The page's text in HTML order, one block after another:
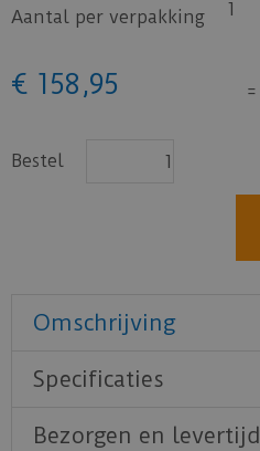
Aantal per verpakking 1
€ 158 ,95 =
Bestel
Omschrijving
Specificaties
Bezorgen en levertijd